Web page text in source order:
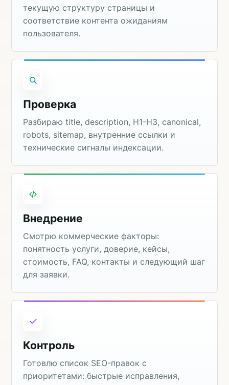
текущую структуру страницы и
соответствие контента ожиданиям
пользователя.
Проверка
Разбираю title, description, H1-H3, canonical,
robots, sitemap, внутренние ссылки и
технические сигналы индексации.
Внедрение
Смотрю коммерческие факторы:
понятность услуги, доверие, кейсы,
стоимость, FAQ, контакты и следующий шаг
для заявки.
Контроль
Готовлю список SEO-правок с
приоритетами: быстрые исправления,